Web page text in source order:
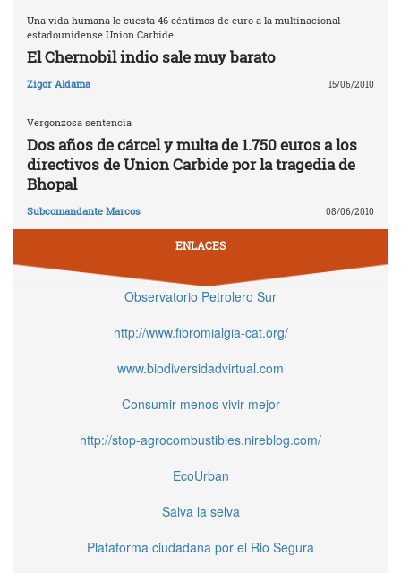
Una vida humana le cuesta 46 céntimos de euro a la multinacional
estadounidense Union Carbide
El Chernobil indio sale muy barato
Zigor Aldama 15/06/2010
Vergonzosa sentencia
Dos años de cárcel y multa de 1.750 euros a los
directivos de Union Carbide por la tragedia de
Bhopal
Subcomandante Marcos 08/06/2010
ENLACES
Observatorio Petrolero Sur
http://www.fibromialgia-cat.org/
www.biodiversidadvirtual.com
Consumir menos vivir mejor
http://stop-agrocombustibles.nireblog.com/
EcoUrban
Salva la selva
Plataforma ciudadana por el Rio Segura